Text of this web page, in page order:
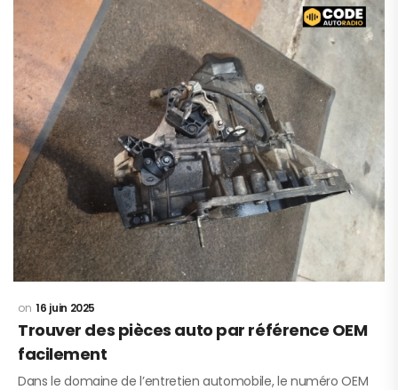
16 juin 2025
Trouver des pièces auto par référence OEM
facilement
Dans le domaine de l’entretien automobile, le numéro OEM